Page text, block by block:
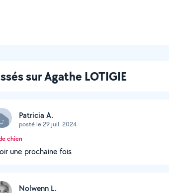
sur Agathe LOTIGIE
Patricia A.
posté le 29 juil. 2024
chien
une prochaine fois
Nolwenn L.